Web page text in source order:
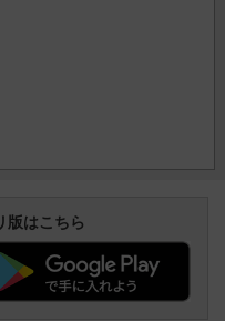
版はこちら